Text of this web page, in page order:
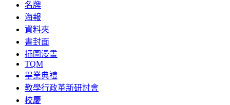
名牌
海報
資料夾
書封面
插圖漫畫
TQM
畢業典禮
教學行政革新研討會
校慶